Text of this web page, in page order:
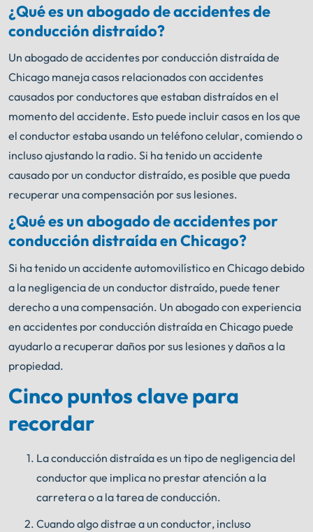
¿Qué es un abogado de accidentes de
conducción distraído?
Un abogado de accidentes por conducción distraída de
Chicago maneja casos relacionados con accidentes
causados por conductores que estaban distraídos en el
momento del accidente. Esto puede incluir casos en los que
el conductor estaba usando un teléfono celular, comiendo o
incluso ajustando la radio. Si ha tenido un accidente
causado por un conductor distraído, es posible que pueda
recuperar una compensación por sus lesiones.
¿Qué es un abogado de accidentes por
conducción distraída en Chicago?
Si ha tenido un accidente automovilístico en Chicago debido
a la negligencia de un conductor distraído, puede tener
derecho a una compensación. Un abogado con experiencia
en accidentes por conducción distraída en Chicago puede
ayudarlo a recuperar daños por sus lesiones y daños a la
propiedad.
Cinco puntos clave para
recordar
La conducción distraída es un tipo de negligencia del
conductor que implica no prestar atención a la
carretera o a la tarea de conducción.
Cuando algo distrae a un conductor, incluso